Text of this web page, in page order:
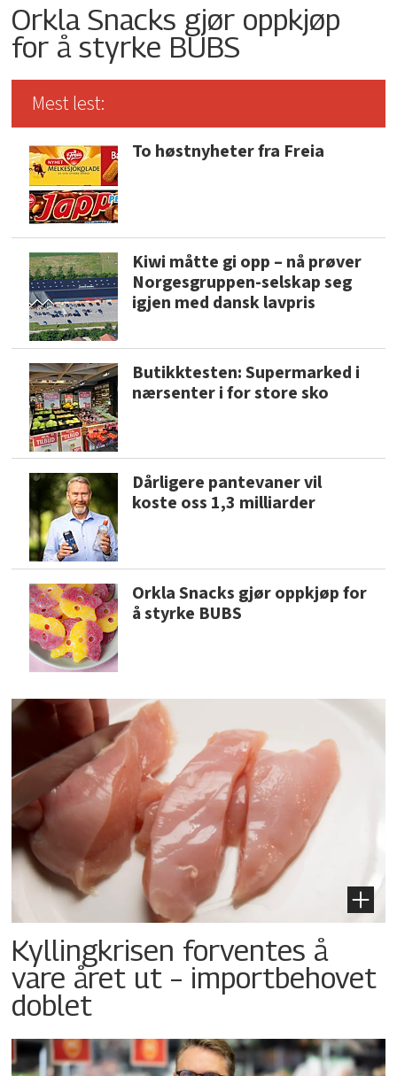
Orkla Snacks gjør oppkjøp
for å styrke BUBS
Mest lest:
To høstnyheter fra Freia
Kiwi måtte gi opp – nå prøver
Norgesgruppen-selskap seg
igjen med dansk lavpris
Butikktesten: Supermarked i
nærsenter i for store sko
Dårligere pantevaner vil
koste oss 1,3 milliarder
Orkla Snacks gjør oppkjøp for
å styrke BUBS
Kyllingkrisen forventes å
vare året ut – importbehovet
doblet